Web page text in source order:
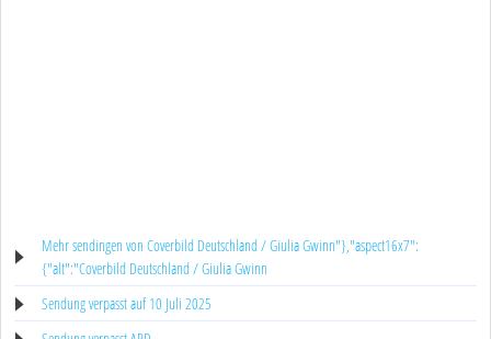
Mehr sendingen von Coverbild Deutschland / Giulia Gwinn"},"aspect16x7":
{"alt":"Coverbild Deutschland / Giulia Gwinn
Sendung verpasst auf 10 Juli 2025